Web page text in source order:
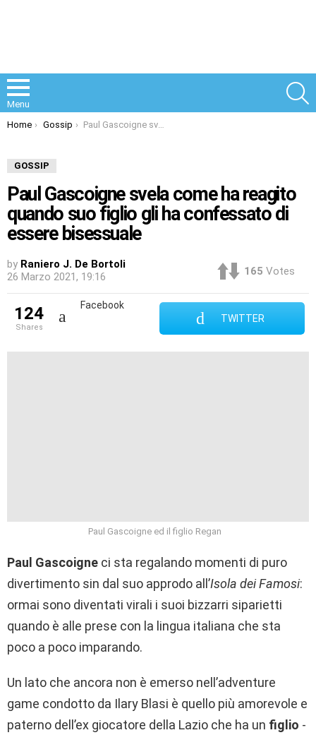
Menu
You are here:
Home Gossip Paul Gascoigne svela come ha reagito quando suo figlio gli ha confessato di essere bisessuale
GOSSIP
Paul Gascoigne svela come ha reagito
quando suo figlio gli ha confessato di
essere bisessuale
by Raniero J. De Bortoli
26 Marzo 2021, 19:16
165 Votes
124
shares
Facebook
TWITTER
Paul Gascoigne ed il figlio Regan
Paul Gascoigne ci sta regalando momenti di puro
divertimento sin dal suo approdo all’Isola dei Famosi:
ormai sono diventati virali i suoi bizzarri siparietti
quando è alle prese con la lingua italiana che sta
poco a poco imparando.
Un lato che ancora non è emerso nell’adventure
game condotto da Ilary Blasi è quello più amorevole e
paterno dell’ex giocatore della Lazio che ha un figlio -